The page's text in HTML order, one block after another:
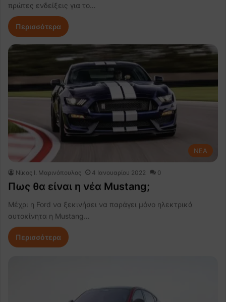
πρώτες ενδείξεις για το…
Περισσότερα
NEA
Nίκος Ι. Mαρινόπουλος 4 Ιανουαρίου 2022 0
Πως θα είναι η νέα Mustang;
Μέχρι η Ford να ξεκινήσει να παράγει μόνο ηλεκτρικά
αυτοκίνητα η Mustang…
Περισσότερα